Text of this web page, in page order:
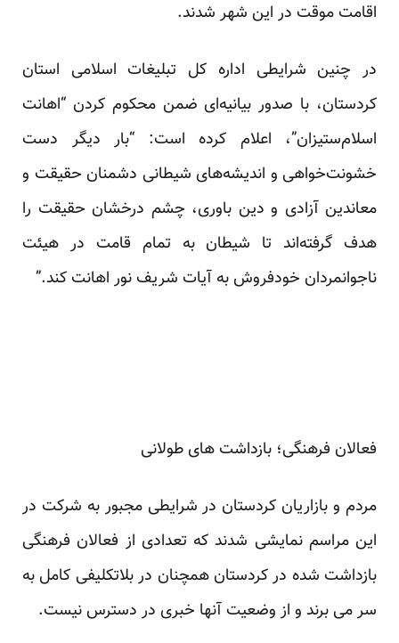
اقامت موقت در این شهر شدند.
در چنین شرایطی اداره کل تبلیغات اسلامی استان
کردستان، با صدور بیانیه‌ای ضمن محکوم کردن “اهانت
اسلام‌ستیزان”، اعلام کرده است: “بار دیگر دست
خشونت‌خواهی و اندیشه‌های شیطانی دشمنان حقیقت و
معاندین آزادی و دین باوری، چشم درخشان حقیقت را
هدف گرفته‌اند تا شیطان به تمام قامت در هیئت
ناجوانمردان خودفروش به آیات شریف نور اهانت کند.”
فعالان فرهنگی؛ بازداشت های طولانی
مردم و بازاریان کردستان در شرایطی مجبور به شرکت در
این مراسم نمایشی شدند که تعدادی از فعالان فرهنگی
بازداشت شده در کردستان همچنان در بلاتکلیفی کامل به
سر می برند و از وضعیت آنها خبری در دسترس نیست.